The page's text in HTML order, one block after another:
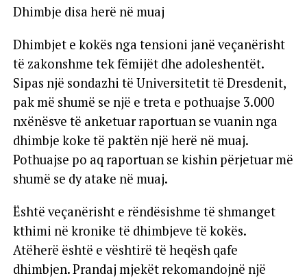
Dhimbje disa herë në muaj
Dhimbjet e kokës nga tensioni janë veçanërisht
të zakonshme tek fëmijët dhe adoleshentët.
Sipas një sondazhi të Universitetit të Dresdenit,
pak më shumë se një e treta e pothuajse 3.000
nxënësve të anketuar raportuan se vuanin nga
dhimbje koke të paktën një herë në muaj.
Pothuajse po aq raportuan se kishin përjetuar më
shumë se dy atake në muaj.
Është veçanërisht e rëndësishme të shmanget
kthimi në kronike të dhimbjeve të kokës.
Atëherë është e vështirë të heqësh qafe
dhimbjen. Prandaj mjekët rekomandojnë një